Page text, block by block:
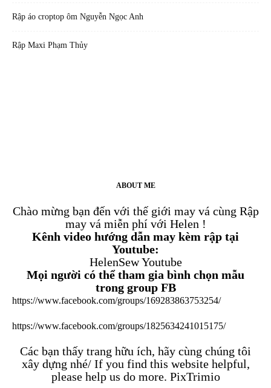
Rập áo croptop ôm Nguyễn Ngọc Anh
Rập Maxi Phạm Thủy
ABOUT ME
Chào mừng bạn đến với thế giới may vá cùng Rập
may vá miễn phí với Helen !
Kênh video hướng dẫn may kèm rập tại
Youtube:
HelenSew Youtube
Mọi người có thể tham gia bình chọn mẫu
trong group FB
https://www.facebook.com/groups/169283863753254/
https://www.facebook.com/groups/1825634241015175/
Các bạn thấy trang hữu ích, hãy cùng chúng tôi
xây dựng nhé/ If you find this website helpful,
please help us do more. PixTrimio